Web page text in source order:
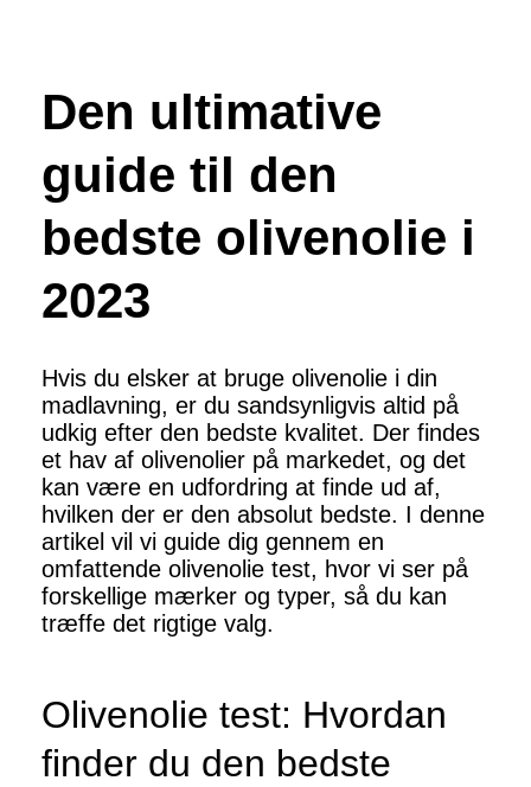
Den ultimative
guide til den
bedste olivenolie i
2023
Hvis du elsker at bruge olivenolie i din
madlavning, er du sandsynligvis altid på
udkig efter den bedste kvalitet. Der findes
et hav af olivenolier på markedet, og det
kan være en udfordring at finde ud af,
hvilken der er den absolut bedste. I denne
artikel vil vi guide dig gennem en
omfattende olivenolie test, hvor vi ser på
forskellige mærker og typer, så du kan
træffe det rigtige valg.
Olivenolie test: Hvordan
finder du den bedste